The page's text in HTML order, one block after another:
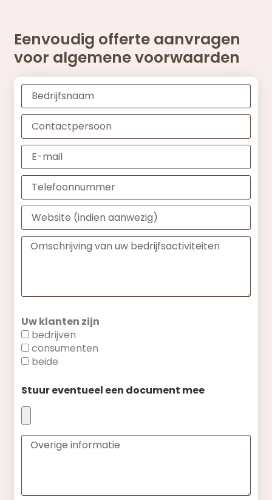
Eenvoudig offerte aanvragen
voor algemene voorwaarden
Uw klanten zijn
bedrijven
consumenten
beide
Stuur eventueel een document mee